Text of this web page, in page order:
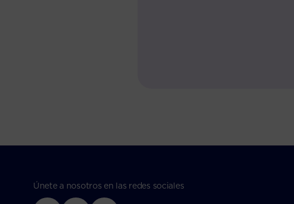
Únete a nosotros en las redes sociales